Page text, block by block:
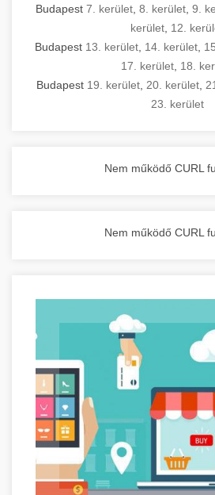
Budapest 7. kerület, 8. kerület, 9.
kerület 12.
Budapest 13. kerület 14. kerület
17. kerület 18.
Budapest 19. kerület 20. kerület
23. kerület
Nem működő CURL
Nem működő CURL